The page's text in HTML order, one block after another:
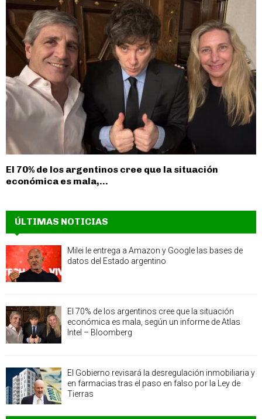
El 70% de los argentinos cree que la situación
económica es mala,...
ÚLTIMAS NOTICIAS
Milei le entrega a Amazon y Google las bases de
datos del Estado argentino
El 70% de los argentinos cree que la situación
económica es mala, según un informe de Atlas
Intel – Bloomberg
El Gobierno revisará la desregulación inmobiliaria y
en farmacias tras el paso en falso por la Ley de
Tierras